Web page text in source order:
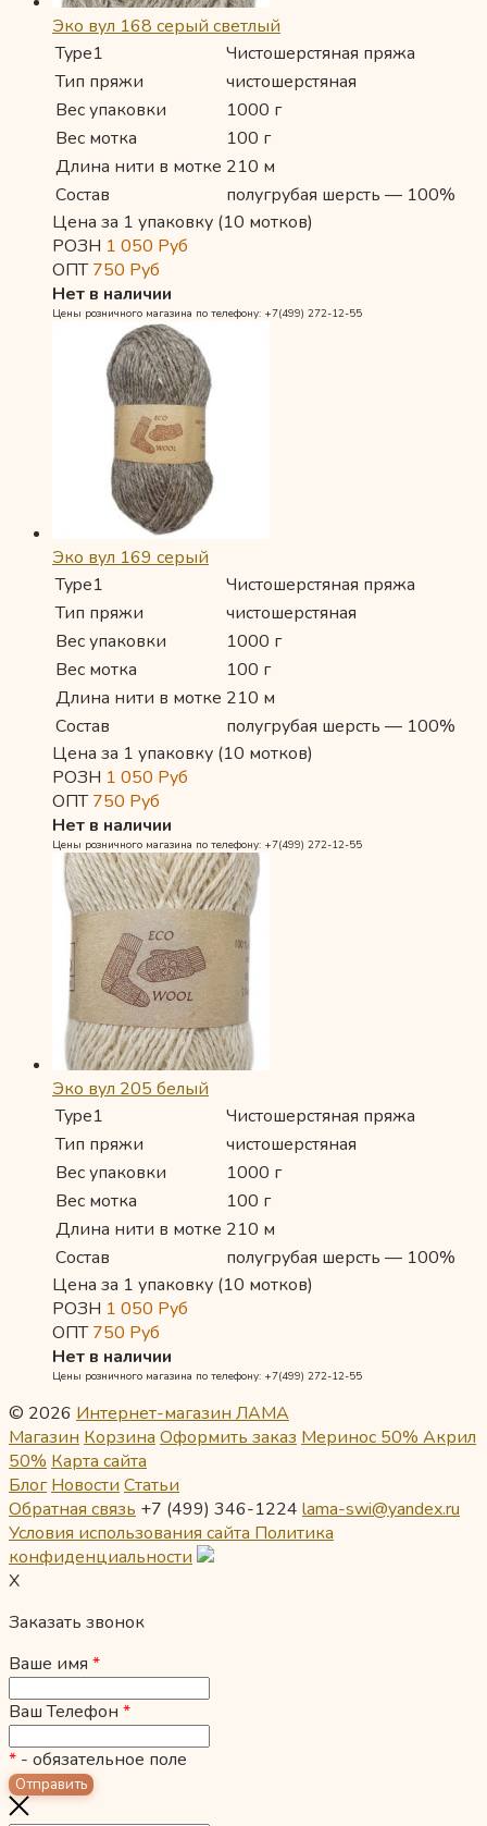
Эко вул 168 серый светлый
Type1
Чистошерстяная пряжа
Тип пряжи
чистошерстяная
Вес упаковки
1000 г
Вес мотка
100 г
Длина нити в мотке 210 м
Состав
полугрубая шерсть — 100%
Цена за 1 упаковку (10 мотков)
РОЗН 1 050 Руб
ОПТ750 Руб
Нет в наличии
Цены розничного магазина по телефону: +7(499) 272-12-55
Эко вул 169 серый
Type1
Чистошерстяная пряжа
Тип пряжи
чистошерстяная
Вес упаковки
1000 г
Вес мотка
100 г
Длина нити в мотке 210 м
Состав
полугрубая шерсть — 100%
Цена за 1 упаковку (10 мотков)
РОЗН 1 050 Руб
ОПТ750 Руб
Нет в наличии
Цены розничного магазина по телефону: +7(499) 272-12-55
Эко вул 205 белый
Type1
Чистошерстяная пряжа
Тип пряжи
чистошерстяная
Вес упаковки
1000 г
Вес мотка
100 г
Длина нити в мотке 210 м
Состав
полугрубая шерсть — 100%
Цена за 1 упаковку (10 мотков)
РОЗН 1 050 Руб
ОПТ750 Руб
Нет в наличии
Цены розничного магазина по телефону: +7(499) 272-12-55
© 2026 Интернет-магазин ЛАМА
Магазин Корзина Оформить заказ Меринос 50% Акрил
50% Карта сайта
Блог Новости Статьи
Обратная связь +7 (499) 346-1224 lama-swi@yandex.ru
Условия использования сайта Политика
конфиденциальности
X
Заказать звонок
Ваше имя *
Ваш Телефон *
* - обязательное поле